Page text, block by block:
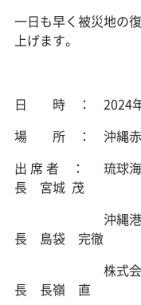
一日も早く被災地の
上げます。
日 時 ： 2024年
場 所 ： 沖縄赤
出 席 者 ： 琉球
長 宮城 茂
沖縄港運株
長 島袋 完徹
株式会社沖
長 長嶺 直